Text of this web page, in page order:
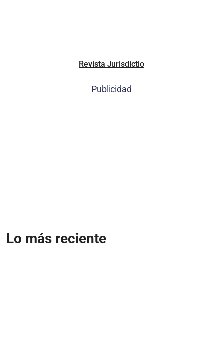
Revista Jurisdictio
Publicidad
Lo más reciente